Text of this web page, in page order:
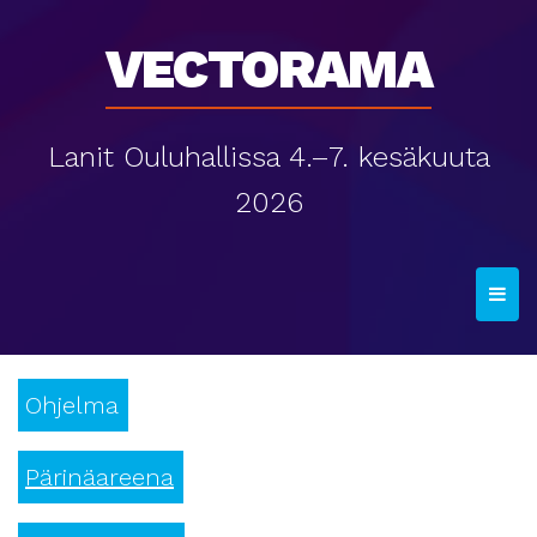
Vectorama
Lanit Ouluhallissa 4.–7. kesäkuuta
2026
T
o
g
Ohjelma
Pärinäareena